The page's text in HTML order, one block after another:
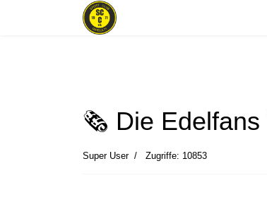
🗞 Die Edelfans
Super User Zugriffe: 10853